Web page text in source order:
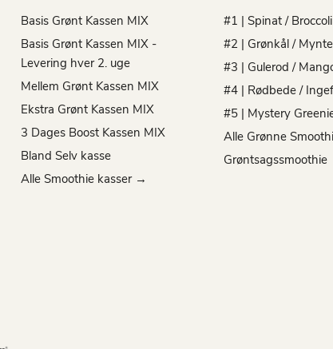
Basis Grønt Kassen MIX
Basis Grønt Kassen MIX -
Levering hver 2. uge
Mellem Grønt Kassen MIX
Ekstra Grønt Kassen MIX
3 Dages Boost Kassen MIX
Bland Selv kasse
Alle Smoothie kasser →
#1 | Spinat /
#2 | Grønkål /
#3 | Gulerod /
#4 | Rødbede /
#5 | Mystery
Alle Grønne
Grøntsagssmoothie